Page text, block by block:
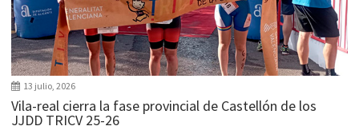
13 julio, 2026
Vila-real cierra la fase provincial de Castellón de los
JJDD TRICV 25-26